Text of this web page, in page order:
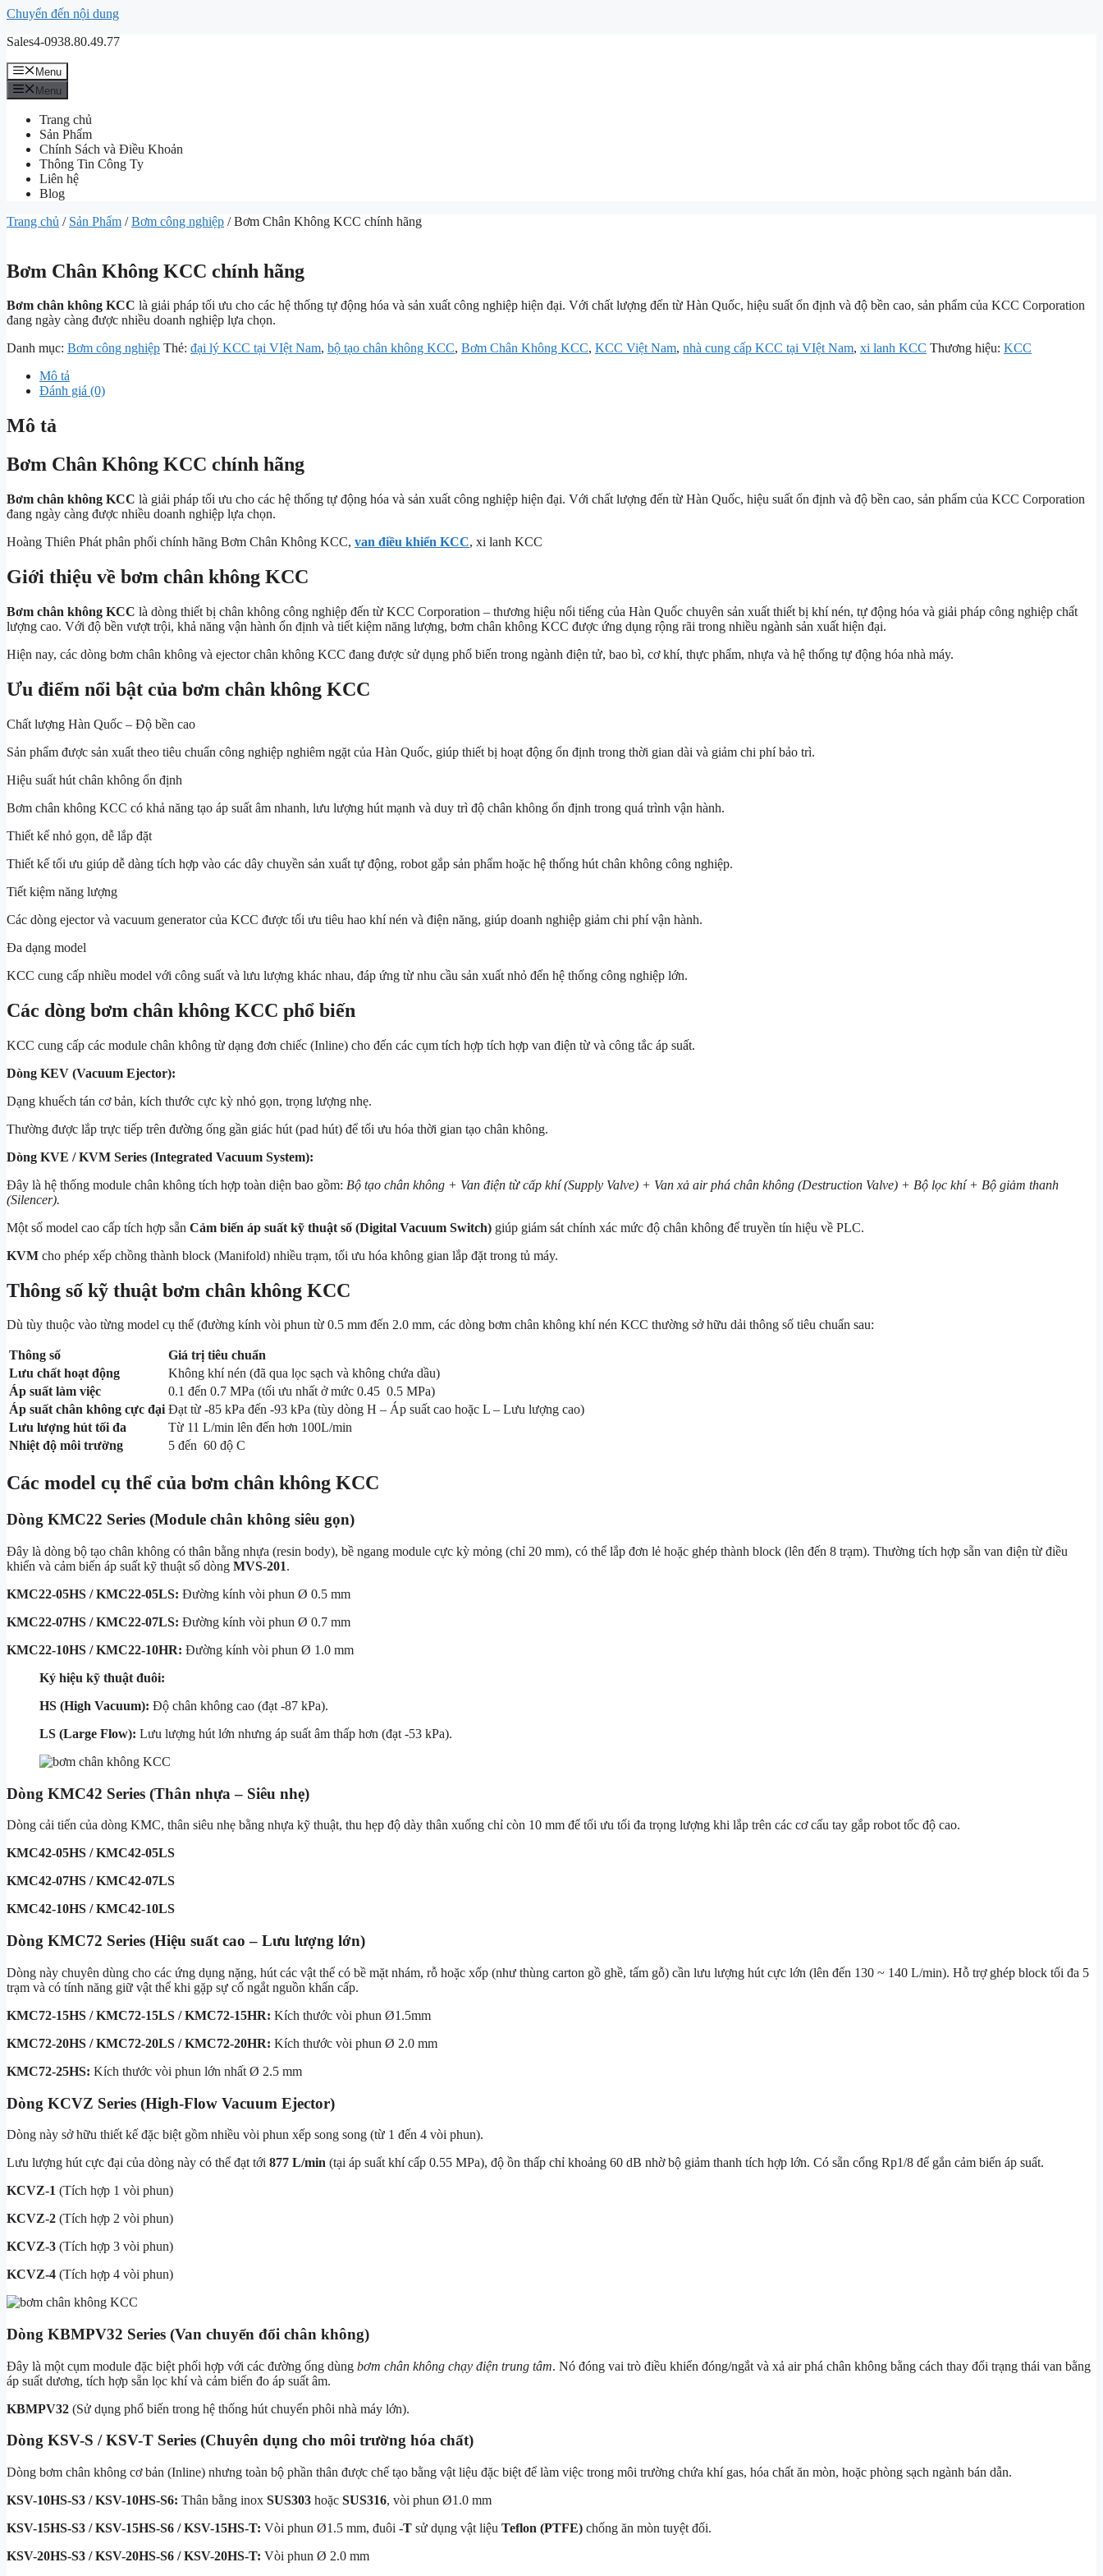
Chuyển đến nội dung
Sales4-0938.80.49.77
Menu
Menu
Trang chủ
Sản Phẩm
Chính Sách và Điều Khoản
Thông Tin Công Ty
Liên hệ
Blog
Trang chủ / Sản Phẩm /Bơm công nghiệp / Bơm Chân Không KCC chính hãng
Bơm Chân Không KCC chính hãng
Bơm chân không KCC là giải pháp tối ưu cho các hệ thống tự động hóa và sản xuất công nghiệp hiện đại. Với chất lượng đến từ Hàn Quốc, hiệu suất ổn định và độ bền cao, sản phẩm của KCC Corporation
đang ngày càng được nhiều doanh nghiệp lựa chọn.
Danh mục: Bơm công nghiệp Thẻ: đại lý KCC tại VIệt Nam, bộ tạo chân không KCC, Bơm Chân Không KCC, KCC Việt Nam, nhà cung cấp KCC tại VIệt Nam, xi lanh KCC Thương hiệu: KCC
Mô tả
Đánh giá (0)
Mô tả
Bơm Chân Không KCC chính hãng
Bơm chân không KCC là giải pháp tối ưu cho các hệ thống tự động hóa và sản xuất công nghiệp hiện đại. Với chất lượng đến từ Hàn Quốc, hiệu suất ổn định và độ bền cao, sản phẩm của KCC Corporation
đang ngày càng được nhiều doanh nghiệp lựa chọn.
Hoàng Thiên Phát phân phối chính hãng Bơm Chân Không KCC, van điều khiển KCC, xi lanh KCC
Giới thiệu về bơm chân không KCC
Bơm chân không KCC là dòng thiết bị chân không công nghiệp đến từ KCC Corporation – thương hiệu nổi tiếng của Hàn Quốc chuyên sản xuất thiết bị khí nén, tự động hóa và giải pháp công nghiệp chất
lượng cao. Với độ bền vượt trội, khả năng vận hành ổn định và tiết kiệm năng lượng, bơm chân không KCC được ứng dụng rộng rãi trong nhiều ngành sản xuất hiện đại.
Hiện nay, các dòng bơm chân không và ejector chân không KCC đang được sử dụng phổ biến trong ngành điện tử, bao bì, cơ khí, thực phẩm, nhựa và hệ thống tự động hóa nhà máy.
Ưu điểm nổi bật của bơm chân không KCC
Chất lượng Hàn Quốc – Độ bền cao
Sản phẩm được sản xuất theo tiêu chuẩn công nghiệp nghiêm ngặt của Hàn Quốc, giúp thiết bị hoạt động ổn định trong thời gian dài và giảm chi phí bảo trì.
Hiệu suất hút chân không ổn định
Bơm chân không KCC có khả năng tạo áp suất âm nhanh, lưu lượng hút mạnh và duy trì độ chân không ổn định trong quá trình vận hành.
Thiết kế nhỏ gọn, dễ lắp đặt
Thiết kế tối ưu giúp dễ dàng tích hợp vào các dây chuyền sản xuất tự động, robot gắp sản phẩm hoặc hệ thống hút chân không công nghiệp.
Tiết kiệm năng lượng
Các dòng ejector và vacuum generator của KCC được tối ưu tiêu hao khí nén và điện năng, giúp doanh nghiệp giảm chi phí vận hành.
Đa dạng model
KCC cung cấp nhiều model với công suất và lưu lượng khác nhau, đáp ứng từ nhu cầu sản xuất nhỏ đến hệ thống công nghiệp lớn.
Các dòng bơm chân không KCC phổ biến
KCC cung cấp các module chân không từ dạng đơn chiếc (Inline) cho đến các cụm tích hợp tích hợp van điện từ và công tắc áp suất.
Dòng KEV (Vacuum Ejector):
Dạng khuếch tán cơ bản, kích thước cực kỳ nhỏ gọn, trọng lượng nhẹ.
Thường được lắp trực tiếp trên đường ống gần giác hút (pad hút) để tối ưu hóa thời gian tạo chân không.
Dòng KVE / KVM Series (Integrated Vacuum System):
Đây là hệ thống module chân không tích hợp toàn diện bao gồm: Bộ tạo chân không + Van điện từ cấp khí (Supply Valve) + Van xả air phá chân không (Destruction Valve) + Bộ lọc khí + Bộ giảm thanh
(Silencer).
Một số model cao cấp tích hợp sẵn Cảm biến áp suất kỹ thuật số (Digital Vacuum Switch) giúp giám sát chính xác mức độ chân không để truyền tín hiệu về PLC.
KVM cho phép xếp chồng thành block (Manifold) nhiều trạm, tối ưu hóa không gian lắp đặt trong tủ máy.
Thông số kỹ thuật bơm chân không KCC
Dù tùy thuộc vào từng model cụ thể (đường kính vòi phun từ 0.5 mm đến 2.0 mm, các dòng bơm chân không khí nén KCC thường sở hữu dải thông số tiêu chuẩn sau:
Thông số
Giá trị tiêu chuẩn
Lưu chất hoạt động
Không khí nén (đã qua lọc sạch và không chứa dầu)
Áp suất làm việc
0.1 đến 0.7 MPa (tối ưu nhất ở mức 0.45 0.5 MPa)
Áp suất chân không cực đại Đạt từ -85 kPa đến -93 kPa (tùy dòng H – Áp suất cao hoặc L – Lưu lượng cao)
Lưu lượng hút tối đa
Từ 11 L/min lên đến hơn 100L/min
Nhiệt độ môi trường
5 đến 60 độ C
Các model cụ thể của bơm chân không KCC
Dòng KMC22 Series (Module chân không siêu gọn)
Đây là dòng bộ tạo chân không có thân bằng nhựa (resin body), bề ngang module cực kỳ mỏng (chỉ 20 mm), có thể lắp đơn lẻ hoặc ghép thành block (lên đến 8 trạm). Thường tích hợp sẵn van điện từ điều
khiển và cảm biến áp suất kỹ thuật số dòng MVS-201.
KMC22-05HS / KMC22-05LS: Đường kính vòi phun Ø 0.5 mm
KMC22-07HS / KMC22-07LS: Đường kính vòi phun Ø 0.7 mm
KMC22-10HS / KMC22-10HR: Đường kính vòi phun Ø 1.0 mm
Ký hiệu kỹ thuật đuôi:
HS (High Vacuum): Độ chân không cao (đạt -87 kPa).
LS (Large Flow): Lưu lượng hút lớn nhưng áp suất âm thấp hơn (đạt -53 kPa).
Dòng KMC42 Series (Thân nhựa – Siêu nhẹ)
Dòng cải tiến của dòng KMC, thân siêu nhẹ bằng nhựa kỹ thuật, thu hẹp độ dày thân xuống chỉ còn 10 mm để tối ưu tối đa trọng lượng khi lắp trên các cơ cấu tay gắp robot tốc độ cao.
KMC42-05HS / KMC42-05LS
KMC42-07HS / KMC42-07LS
KMC42-10HS / KMC42-10LS
Dòng KMC72 Series (Hiệu suất cao – Lưu lượng lớn)
Dòng này chuyên dùng cho các ứng dụng nặng, hút các vật thể có bề mặt nhám, rỗ hoặc xốp (như thùng carton gồ ghề, tấm gỗ) cần lưu lượng hút cực lớn (lên đến 130 ~ 140 L/min). Hỗ trợ ghép block tối đa 5
trạm và có tính năng giữ vật thể khi gặp sự cố ngắt nguồn khẩn cấp.
KMC72-15HS / KMC72-15LS / KMC72-15HR: Kích thước vòi phun Ø1.5mm
KMC72-20HS / KMC72-20LS / KMC72-20HR: Kích thước vòi phun Ø 2.0 mm
KMC72-25HS: Kích thước vòi phun lớn nhất Ø 2.5 mm
Dòng KCVZ Series (High-Flow Vacuum Ejector)
Dòng này sở hữu thiết kế đặc biệt gồm nhiều vòi phun xếp song song (từ 1 đến 4 vòi phun).
Lưu lượng hút cực đại của dòng này có thể đạt tới 877 L/min (tại áp suất khí cấp 0.55 MPa), độ ồn thấp chỉ khoảng 60 dB nhờ bộ giảm thanh tích hợp lớn. Có sẵn cổng Rp1/8 để gắn cảm biến áp suất.
KCVZ-1 (Tích hợp 1 vòi phun)
KCVZ-2 (Tích hợp 2 vòi phun)
KCVZ-3 (Tích hợp 3 vòi phun)
KCVZ-4 (Tích hợp 4 vòi phun)
Dòng KBMPV32 Series (Van chuyển đổi chân không)
Đây là một cụm module đặc biệt phối hợp với các đường ống dùng bơm chân không chạy điện trung tâm. Nó đóng vai trò điều khiển đóng/ngắt và xả air phá chân không bằng cách thay đổi trạng thái van bằng
áp suất dương, tích hợp sẵn lọc khí và cảm biến đo áp suất âm.
KBMPV32 (Sử dụng phổ biến trong hệ thống hút chuyển phôi nhà máy lớn).
Dòng KSV-S / KSV-T Series (Chuyên dụng cho môi trường hóa chất)
Dòng bơm chân không cơ bản (Inline) nhưng toàn bộ phần thân được chế tạo bằng vật liệu đặc biệt để làm việc trong môi trường chứa khí gas, hóa chất ăn mòn, hoặc phòng sạch ngành bán dẫn.
KSV-10HS-S3 / KSV-10HS-S6: Thân bằng inox SUS303 hoặc SUS316, vòi phun Ø1.0 mm
KSV-15HS-S3 / KSV-15HS-S6 / KSV-15HS-T: Vòi phun Ø1.5 mm, đuôi -T sử dụng vật liệu Teflon (PTFE) chống ăn mòn tuyệt đối.
KSV-20HS-S3 / KSV-20HS-S6 / KSV-20HS-T: Vòi phun Ø 2.0 mm